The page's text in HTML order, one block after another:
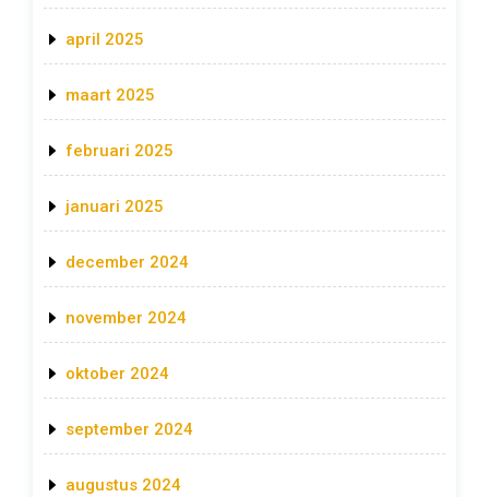
april 2025
maart 2025
februari 2025
januari 2025
december 2024
november 2024
oktober 2024
september 2024
augustus 2024